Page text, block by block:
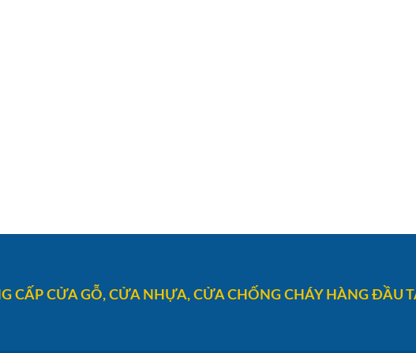
CẤP CỬA GỖ, CỬA NHỰA, CỬA CHỐNG CHÁY HÀNG ĐẦU